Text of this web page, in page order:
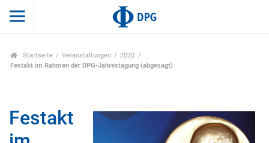
Startseite Veranstaltungen
2020
Festakt im Rahmen der DPG-Jahrestagung (abgesagt)
Festakt